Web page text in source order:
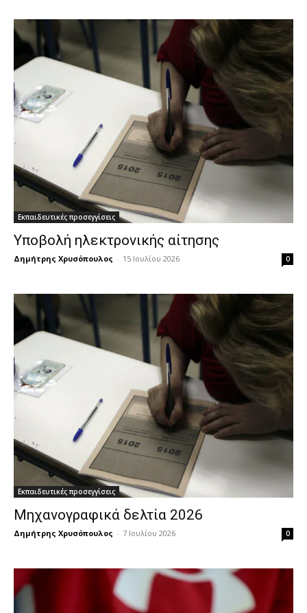
Εκπαιδευτικές προσεγγίσεις
Υποβολή ηλεκτρονικής αίτησης
Δημήτρης Χρυσόπουλος - 15 Ιουλίου 2026 0
Εκπαιδευτικές προσεγγίσεις
Μηχανογραφικά δελτία 2026
Δημήτρης Χρυσόπουλος - 7 Ιουλίου 2026 0